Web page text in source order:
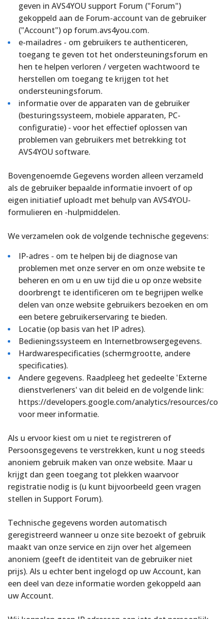
geven in AVS4YOU support Forum ("Forum")
gekoppeld aan de Forum-account van de gebruiker
("Account") op forum.avs4you.com.
e-mailadres - om gebruikers te authenticeren,
toegang te geven tot het ondersteuningsforum en
hen te helpen verloren / vergeten wachtwoord te
herstellen om toegang te krijgen tot het
ondersteuningsforum.
informatie over de apparaten van de gebruiker
(besturingssysteem, mobiele apparaten, PC-
configuratie) - voor het effectief oplossen van
problemen van gebruikers met betrekking tot
AVS4YOU software.
Bovengenoemde Gegevens worden alleen verzameld
als de gebruiker bepaalde informatie invoert of op
eigen initiatief uploadt met behulp van AVS4YOU-
formulieren en -hulpmiddelen.
We verzamelen ook de volgende technische gegevens:
IP-adres - om te helpen bij de diagnose van
problemen met onze server en om onze website te
beheren en om u en uw tijd die u op onze website
doorbrengt te identificeren om te begrijpen welke
delen van onze website gebruikers bezoeken en om
een betere gebruikerservaring te bieden.
Locatie (op basis van het IP adres).
Bedieningssysteem en Internetbrowsergegevens.
Hardwarespecificaties (schermgrootte, andere
specificaties).
Andere gegevens. Raadpleeg het gedeelte 'Externe
dienstverleners' van dit beleid en de volgende link:
https://developers.google.com/analytics/resources/
voor meer informatie.
Als u ervoor kiest om u niet te registreren of
Persoonsgegevens te verstrekken, kunt u nog steeds
anoniem gebruik maken van onze website. Maar u
krijgt dan geen toegang tot plekken waarvoor
registratie nodig is (u kunt bijvoorbeeld geen vragen
stellen in Support Forum).
Technische gegevens worden automatisch
geregistreerd wanneer u onze site bezoekt of gebruik
maakt van onze service en zijn over het algemeen
anoniem (geeft de identiteit van de gebruiker niet
prijs). Als u echter bent ingelogd op uw Account, kan
een deel van deze informatie worden gekoppeld aan
uw Account.